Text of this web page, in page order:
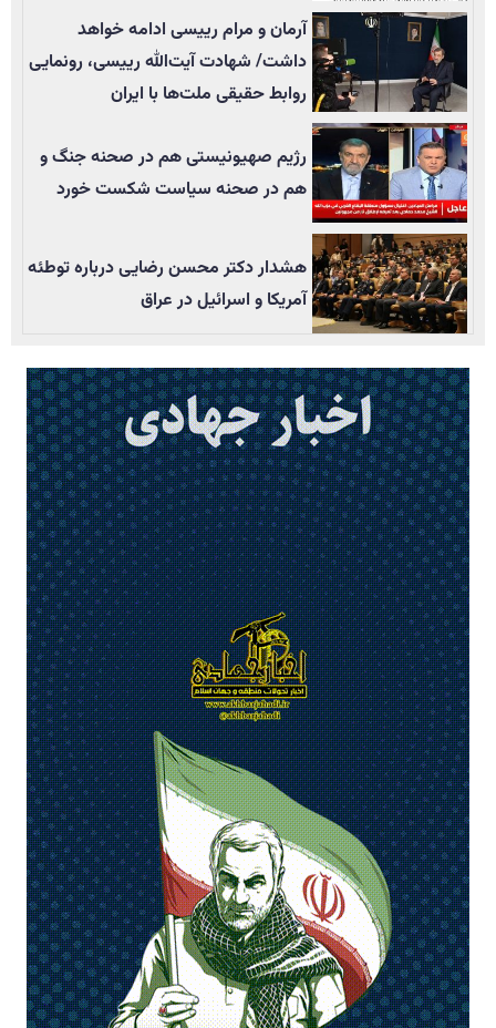
آرمان و مرام رییسی ادامه خواهد
داشت/ شهادت آیت‌الله رییسی، رونمایی
روابط حقیقی ملت‌ها با ایران
رژیم صهیونیستی هم در صحنه جنگ و
هم در صحنه سیاست شکست خورد
هشدار دکتر محسن رضایی درباره توطئه
آمریکا و اسرائیل در عراق